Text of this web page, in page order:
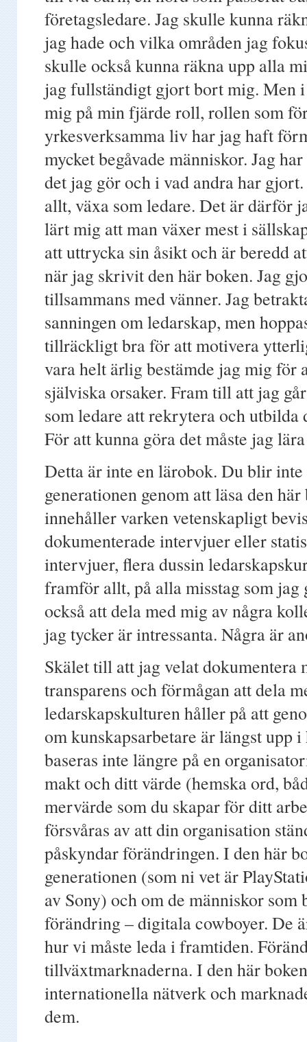
företagsledare. Jag skulle kunna
jag hade och vilka områden jag
skulle också kunna räkna upp alla
jag fullständigt gjort bort mig. Men
mig på min fjärde roll, rollen som
yrkesverksamma liv har jag haft
mycket begåvade människor. Jag
det jag gör och i vad andra har
allt, växa som ledare. Det är därför
lärt mig att man växer mest i
att uttrycka sin åsikt och är beredd
när jag skrivit den här boken. Jag
tillsammans med vänner. Jag
sanningen om ledarskap, men
tillräckligt bra för att motivera
vara helt ärlig bestämde jag mig för
själviska orsaker. Fram till att jag
som ledare att rekrytera och utbilda
För att kunna göra det måste jag
Detta är inte en lärobok. Du blir
generationen genom att läsa den
innehåller varken vetenskapligt
dokumenterade intervjuer eller
intervjuer, flera dussin
framför allt, på alla misstag som
också att dela med mig av några
jag tycker är intressanta. Några är
Skälet till att jag velat dokumentera
transparens och förmågan att dela
ledarskapskulturen håller på att
om kunskapsarbetare är längst upp
baseras inte längre på en
makt och ditt värde (hemska ord,
mervärde som du skapar för ditt
försvåras av att din organisation
påskyndar förändringen. I den här
generationen (som ni vet är
av Sony) och om de människor
förändring – digitala cowboyer. De
hur vi måste leda i framtiden.
tillväxtmarknaderna. I den här
internationella nätverk och
dem.